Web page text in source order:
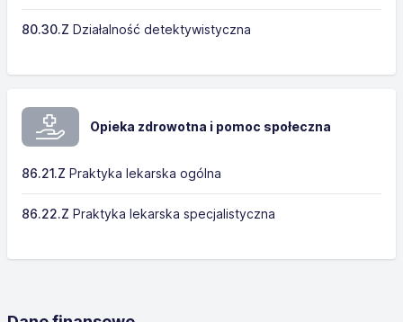
80.30.Z Działalność detektywistyczna
Opieka zdrowotna i pomoc społeczna
86.21.Z Praktyka lekarska ogólna
86.22.Z Praktyka lekarska specjalistyczna